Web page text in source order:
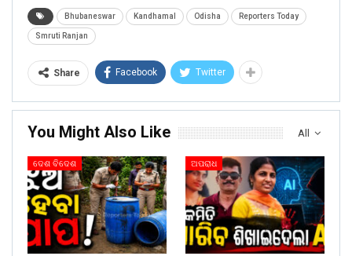
Bhubaneswar Kandhamal Odisha Reporters Today
Smruti Ranjan
Share Facebook Twitter
All
You Might Also Like
ଦେଶ ବିଦେଶ ଅପରାଧ